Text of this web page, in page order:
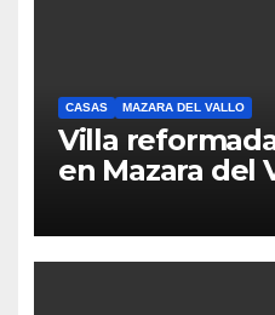
CASAS MAZARA DEL VALLO
Villa
en Mazara del